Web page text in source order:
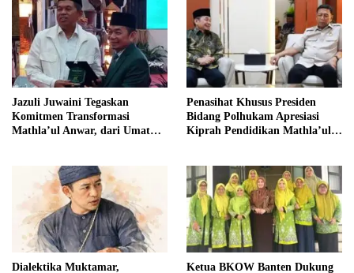
Jazuli Juwaini Tegaskan
Komitmen Transformasi
Mathla’ul Anwar, dari Umat
Penasihat Khusus Presiden
Bidang Polhukam Apresiasi
Kiprah Pendidikan Mathla’ul
Dialektika Muktamar,
Ketua BKOW Banten Dukung